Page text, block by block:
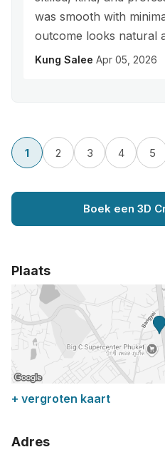
was smooth with
outcome looks natural
Kung Salee Apr 05, 2026
1 2 3 4 5
Boek een 3D
Plaats
+ vergroten kaart
Adres